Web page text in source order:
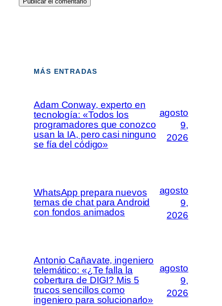
MÁS ENTRADAS
Adam Conway, experto en
tecnología: «Todos los
programadores que conozco
usan la IA, pero casi ninguno
se fía del código»
agosto
9,
2026
WhatsApp prepara nuevos
temas de chat para Android
con fondos animados
agosto
9,
2026
Antonio Cañavate, ingeniero
telemático: «¿Te falla la
cobertura de DIGI? Mis 5
trucos sencillos como
ingeniero para solucionarlo»
agosto
9,
2026